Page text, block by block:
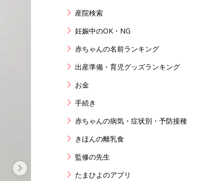
産院検索
妊娠中のOK・NG
赤ちゃんの名前ランキング
出産準備・育児グッズランキング
お金
手続き
赤ちゃんの病気・症状別・予防接種
きほんの離乳食
監修の先生
たまひよのアプリ